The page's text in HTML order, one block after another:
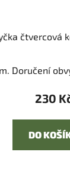
čtvercová
Doručení
230
DO